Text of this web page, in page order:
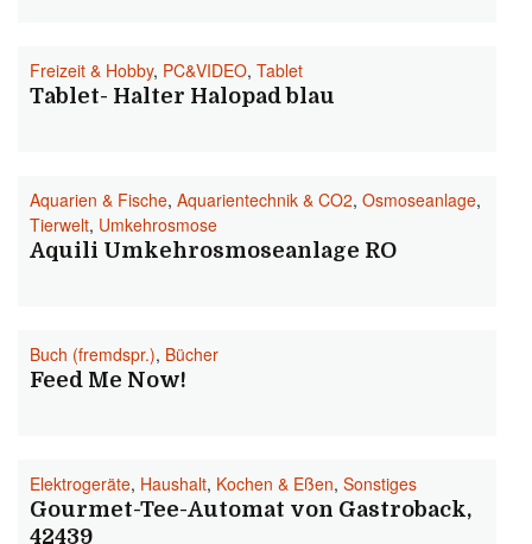
Freizeit & Hobby, PC&VIDEO, Tablet
Tablet- Halter Halopad blau
Aquarien & Fische, Aquarientechnik & CO2, Osmoseanlage,
Tierwelt, Umkehrosmose
Aquili Umkehrosmoseanlage RO
Buch (fremdspr.), Bücher
Feed Me Now!
Elektrogeräte, Haushalt, Kochen & Eßen, Sonstiges
Gourmet-Tee-Automat von Gastroback,
42439